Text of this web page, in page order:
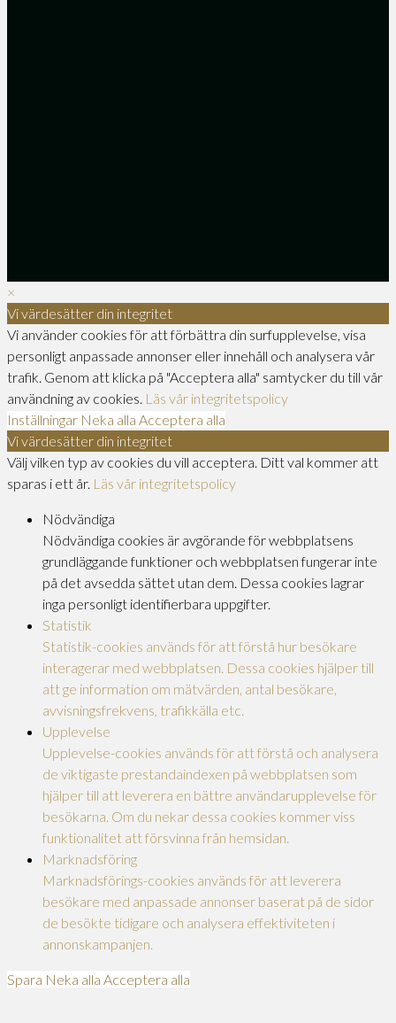
×
Vi värdesätter din integritet
Vi använder cookies för att förbättra din surfupplevelse, visa
personligt anpassade annonser eller innehåll och analysera vår
trafik. Genom att klicka på "Acceptera alla" samtycker du till vår
användning av cookies. Läs vår integritetspolicy
Inställningar Neka alla Acceptera alla
Vi värdesätter din integritet
Välj vilken typ av cookies du vill acceptera. Ditt val kommer att
sparas i ett år. Läs vår integritetspolicy
Nödvändiga
Nödvändiga cookies är avgörande för webbplatsens
grundläggande funktioner och webbplatsen fungerar inte
på det avsedda sättet utan dem. Dessa cookies lagrar
inga personligt identifierbara uppgifter.
Statistik
Statistik-cookies används för att förstå hur besökare
interagerar med webbplatsen. Dessa cookies hjälper till
att ge information om mätvärden, antal besökare,
avvisningsfrekvens, trafikkälla etc.
Upplevelse
Upplevelse-cookies används för att förstå och analysera
de viktigaste prestandaindexen på webbplatsen som
hjälper till att leverera en bättre användarupplevelse för
besökarna. Om du nekar dessa cookies kommer viss
funktionalitet att försvinna från hemsidan.
Marknadsföring
Marknadsförings-cookies används för att leverera
besökare med anpassade annonser baserat på de sidor
de besökte tidigare och analysera effektiviteten i
annonskampanjen.
Spara Neka alla Acceptera alla